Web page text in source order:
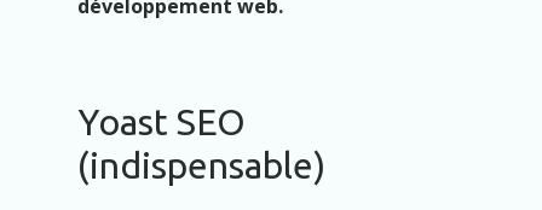
développement web.
Yoast SEO
(indispensable)